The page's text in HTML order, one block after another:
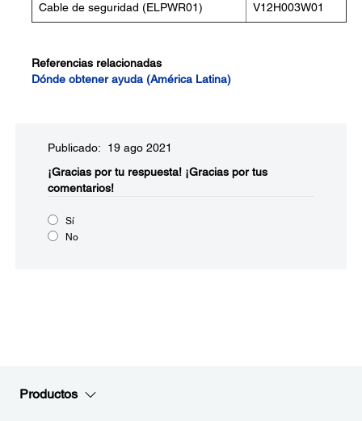
Cable de seguridad (ELPWR01) V12H003W01
Referencias relacionadas
Dónde obtener ayuda (América Latina)
Publicado: 19 ago 2021
¡Gracias por tu respuesta! ¡Gracias por tus
comentarios!
Sí
No
Productos